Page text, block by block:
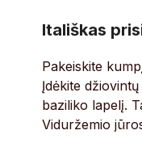
Itališkas
Pakeiskite
Įdėkite
baziliko lapelį.
Viduržemio